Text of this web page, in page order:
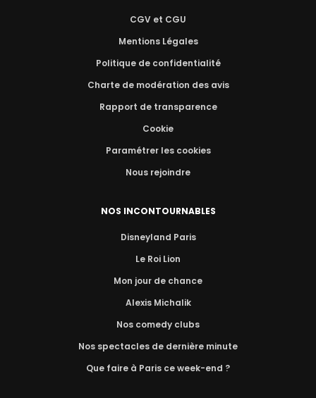
CGV et CGU
Mentions Légales
Politique de confidentialité
Charte de modération des avis
Rapport de transparence
Cookie
Paramétrer les cookies
Nous rejoindre
NOS INCONTOURNABLES
Disneyland Paris
Le Roi Lion
Mon jour de chance
Alexis Michalik
Nos comedy clubs
Nos spectacles de dernière minute
Que faire à Paris ce week-end ?